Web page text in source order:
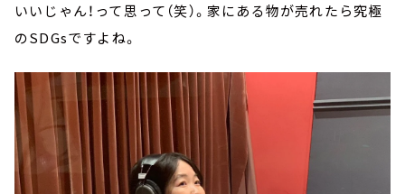
いいじゃん！って思って（笑）。家にある物が売れたら究極
のSDGsですよね。